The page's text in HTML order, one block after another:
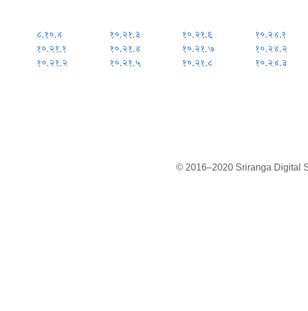
८.१०.४
१०.२१.१
१०.२१.२
१०.२१.३
१०.२१.४
१०.२१.५
१०.२१.६
१०.२१.७
१०.२१.८
१०.२४.१
१०.२४.२
१०.२४.३
© 2016–2020 Sriranga Digital